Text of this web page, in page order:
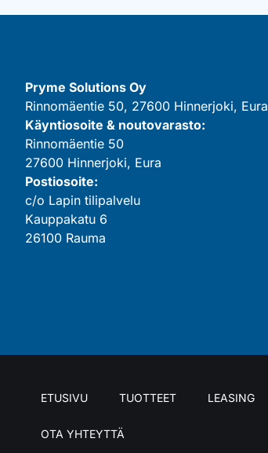
Pryme Solutions Oy
Rinnomäentie 50, 27600 Hinnerjoki, Eura
Käyntiosoite & noutovarasto:
Rinnomäentie 50
27600 Hinnerjoki, Eura
Postiosoite:
c/o Lapin tilipalvelu
Kauppakatu 6
26100 Rauma
ETUSIVU TUOTTEET LEASING
OTA YHTEYTTÄ